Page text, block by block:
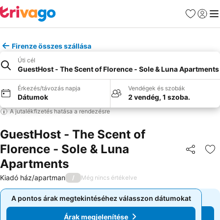
Kedvencek
Firenze összes szállása
Úti cél
GuestHost - The Scent of Florence - Sole & Luna Apartments
Érkezés/távozás napja
Dátumok
Vendégek és szobák
2 vendég, 1 szoba.
A jutalékfizetés hatása a rendezésre
GuestHost - The Scent of
Florence - Sole & Luna
Apartments
Kiadó ház/apartman / Még nincs értékelve
A pontos árak megtekintéséhez válasszon dátumokat
Árak megjelenítése
A pontos árak megtekintéséhez válasszon dátumokat
Árak megjelenítése